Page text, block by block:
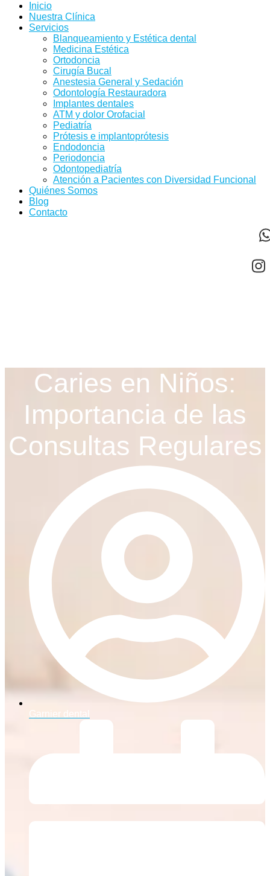
Inicio
Nuestra Clínica
Servicios
Blanqueamiento y Estética dental
Medicina Estética
Ortodoncia
Cirugía Bucal
Anestesia General y Sedación
Odontología Restauradora
Implantes dentales
ATM y dolor Orofacial
Pediatría
Prótesis e implantoprótesis
Endodoncia
Periodoncia
Odontopediatría
Atención a Pacientes con Diversidad Funcional
Quiénes Somos
Blog
Contacto
Caries en Niños:
Importancia de las
Consultas Regulares
Garnier dental